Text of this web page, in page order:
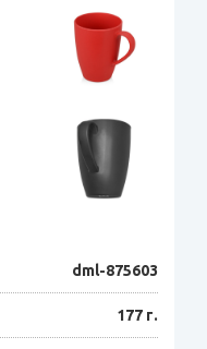
dml-875603
177 г.